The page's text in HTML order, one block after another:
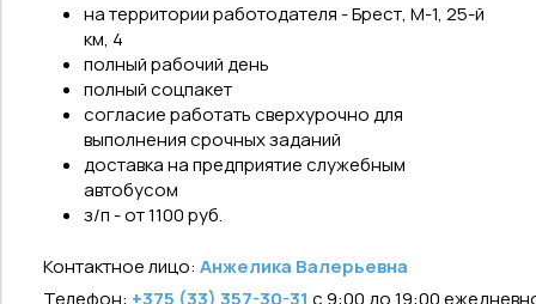
на территории работодателя - Брест, М-1, 25-й
км, 4
полный рабочий день
полный соцпакет
согласие работать сверхурочно для
выполнения срочных заданий
доставка на предприятие служебным
автобусом
з/п - от 1100 руб.
Контактное лицо: Анжелика Валерьевна
Телефон: +375 (33) 357-30-31 с 9:00 до 19:00